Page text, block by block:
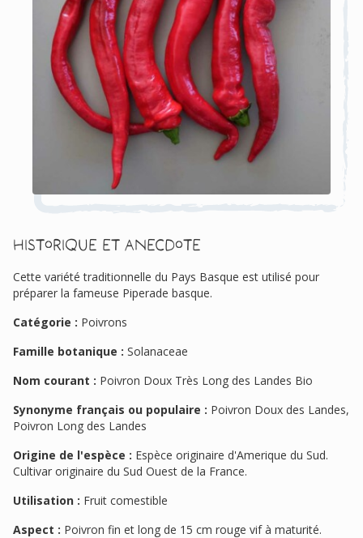
Historique et anecdote
Cette variété traditionnelle du Pays Basque est utilisé pour
préparer la fameuse Piperade basque.
Catégorie : Poivrons
Famille botanique : Solanaceae
Nom courant : Poivron Doux Très Long des Landes Bio
Synonyme français ou populaire : Poivron Doux des Landes,
Poivron Long des Landes
Origine de l'espèce : Espèce originaire d'Amerique du Sud.
Cultivar originaire du Sud Ouest de la France.
Utilisation : Fruit comestible
Aspect : Poivron fin et long de 15 cm rouge vif à maturité.